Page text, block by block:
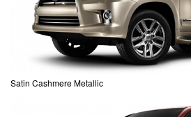
Satin Cashmere Metallic